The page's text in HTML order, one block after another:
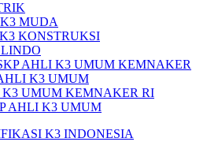
MUDA
KONSTRUKSI
AHLI K3 UMUM KEMNAKER
K3 UMUM
UMUM KEMNAKER RI
AHLI K3 UMUM
K3 INDONESIA